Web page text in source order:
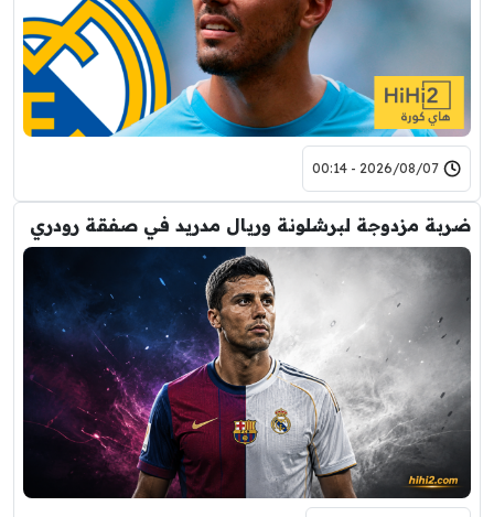
2026/08/07 - 00:14
ضربة مزدوجة لبرشلونة وريال مدريد في صفقة رودري